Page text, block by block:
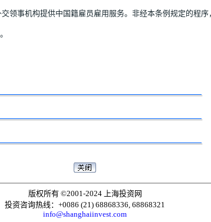
领事机构提供中国籍雇员雇用服务。非经本条例规定的程
版权所有 ©2001-2024 上海投资网
投资咨询热线：+0086 (21) 68868336, 68868321
info@shanghaiinvest.com